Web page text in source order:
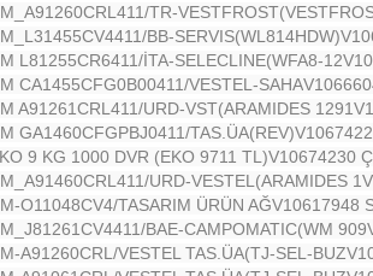
TR-
BB-SERVIS(WL814HDW)
L81255CR6411/İTA-SELECLINE(WFA8-12
CA1455CFG0B00411/VESTEL-SAHA
A91261CRL411/URD-VST(ARAMIDES 1291
GA1460CFGPBJ0411/TAS.ÜA(REV)
9 KG 1000 DVR (EKO 9711 TL)V10674230
URD-VESTEL(ARAMIDES 1
O11048CV4/TASARIM ÜRÜN AĞV10617948
BAE-CAMPOMATIC(WM 909
A91260CRL/VESTEL TAS.ÜA(TJ-SEL-BUZ